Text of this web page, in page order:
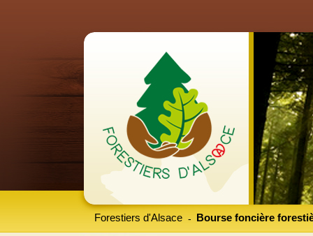
Forestiers d'Alsace Bourse foncière
-